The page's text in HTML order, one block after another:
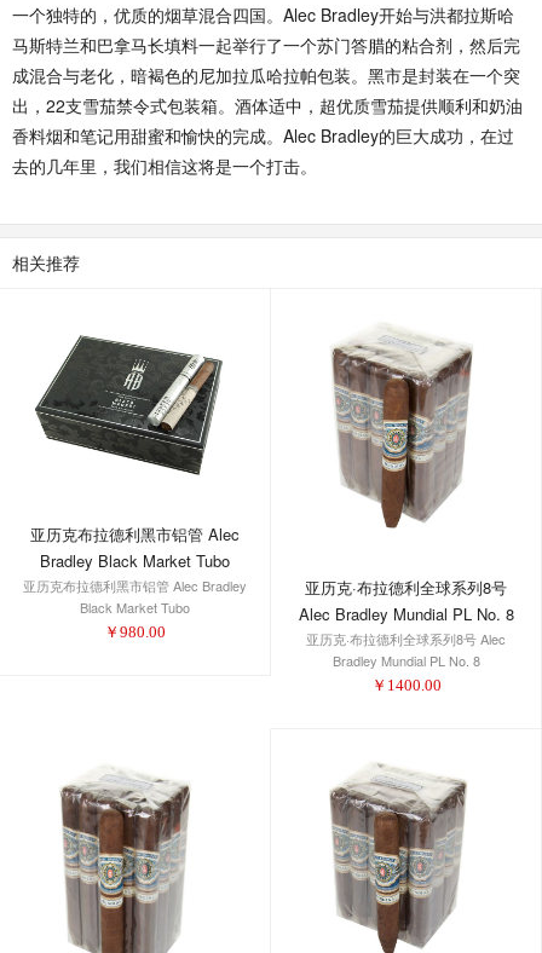
一个独特的，优质的烟草混合四国。Alec Bradley开始与洪都拉斯哈
马斯特兰和巴拿马长填料一起举行了一个苏门答腊的粘合剂，然后完
成混合与老化，暗褐色的尼加拉瓜哈拉帕包装。黑市是封装在一个突
出，22支雪茄禁令式包装箱。酒体适中，超优质雪茄提供顺利和奶油
香料烟和笔记用甜蜜和愉快的完成。Alec Bradley的巨大成功，在过
去的几年里，我们相信这将是一个打击。
相关推荐
亚历克布拉德利黑市铝管 Alec
Bradley Black Market Tubo
亚历克布拉德利黑市铝管 Alec Bradley
Black Market Tubo
￥ 980.00
亚历克·布拉德利全球系列8号
Alec Bradley Mundial PL No. 8
亚历克·布拉德利全球系列8号 Alec
Bradley Mundial PL No. 8
￥ 1400.00